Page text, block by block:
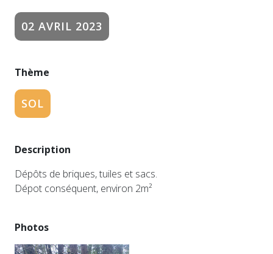
02 AVRIL 2023
Thème
SOL
Description
Dépôts de briques, tuiles et sacs.
Dépot conséquent, environ 2m²
Photos